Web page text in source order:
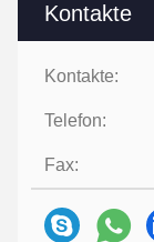
Kontakte
Kontakte:
Telefon:
Fax: